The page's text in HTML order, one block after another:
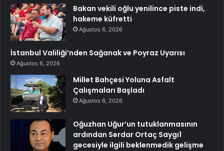
Bakan vekili oğlu yenilince piste indi,
hakeme küfretti
Ağustos 6, 2026
İstanbul Valiliği’nden Sağanak ve Poyraz Uyarısı
Ağustos 6, 2026
Millet Bahçesi Yoluna Asfalt
Çalışmaları Başladı
Ağustos 6, 2026
Oğuzhan Uğur’un tutuklanmasının
ardından Serdar Ortaç Saygı1
gecesiyle ilgili beklenmedik gelişme